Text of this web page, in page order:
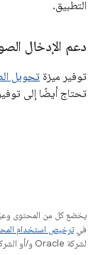
التطبيق.
دعم الإدخال
توفير ميزة تحويل
تحتاج أيضًا إلى
يخضع كل من المحتوى
فيترخيص استخدام
لشركة Oracle و/أو الشركات التابعة لها.